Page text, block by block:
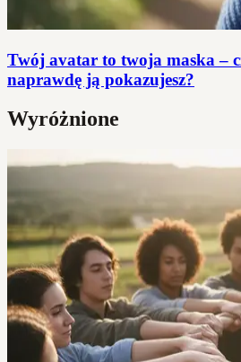
Twój avatar to twoja maska –
naprawdę ją pokazujesz?
Wyróżnione